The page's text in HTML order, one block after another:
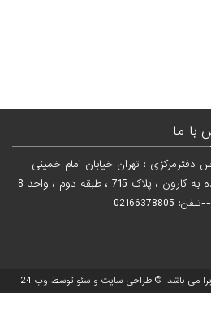
با ما
دفترمرکزی : تهران خیابان امام خمینی
نرسیده به کارون ، پلاک 715 ، طبقه دوم ، واحد 8
می باشد. ©طراحی سایت وسئو توسط وب 24